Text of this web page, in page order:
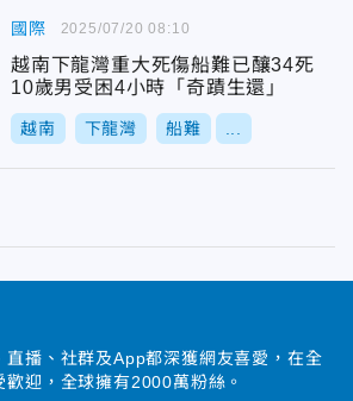
國際
越南下龍灣重大死傷船難已釀34死
10歲男受困4小時「奇蹟生還」
越南 下龍灣 船難
2025/07/20 08:10
直播、社群及App都深獲網友喜愛，在全
迎，全球擁有2000萬粉絲。